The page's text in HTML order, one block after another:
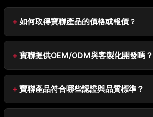
如何取得寶聯產品的價格或報價？
寶聯提供OEM/ODM與客製化開發嗎？
寶聯產品符合哪些認證與品質標準？